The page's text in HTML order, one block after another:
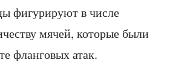
фигурируют в числе
мячей, которые были
фланговых атак.